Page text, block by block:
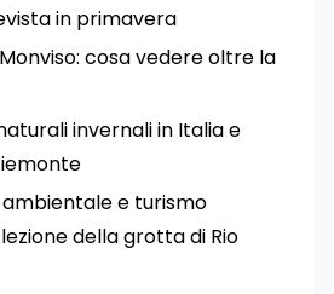
in primavera
cosa vedere oltre la
invernali in Italia e
ambientale e turismo
della grotta di Rio